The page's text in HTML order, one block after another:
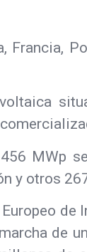
Francia,
MWp
y otros
de
de